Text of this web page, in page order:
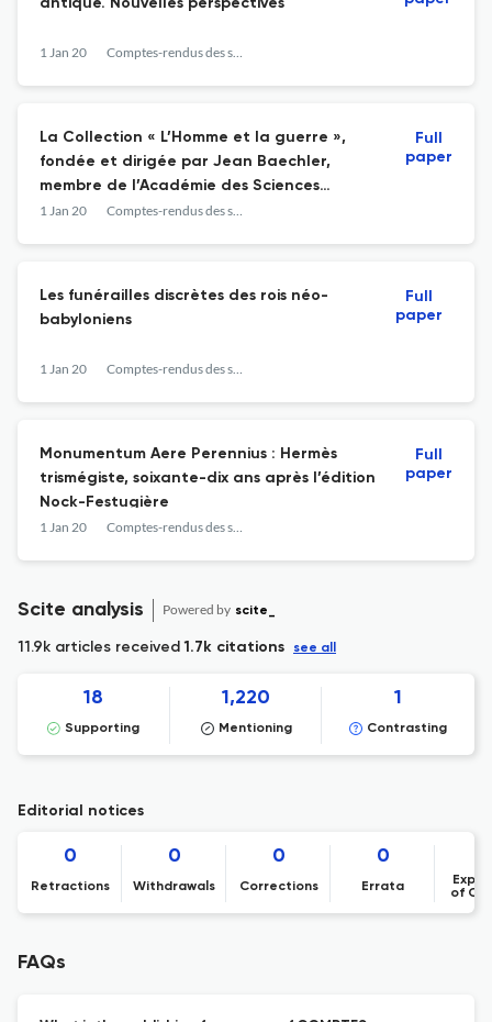
antique. Nouvelles perspectives
1 Jan 20 Comptes-rendus des séances de l année - Académie des inscriptions et belles-lettres
La Collection « L’Homme et la guerre »,
fondée et dirigée par Jean Baechler,
membre de l’Académie des Sciences
morales et politiques, 15 vol., 2014-2019
1 Jan 20 Comptes-rendus des séances de l année - Académie des inscriptions et belles-lettres
Full
paper
Les funérailles discrètes des rois néo-
babyloniens
1 Jan 20 Comptes-rendus des séances de l année - Académie des inscriptions et belles-lettres
Full
paper
Monumentum Aere Perennius : Hermès
trismégiste, soixante-dix ans après l’édition
Nock-Festugière
1 Jan 20 Comptes-rendus des séances de l année - Académie des inscriptions et belles-lettres
Full
paper
Scite analysis Powered by scite_
11.9k articles received1.7k citations see all
18
Supporting
1,220
Mentioning
1
Contrasting
Editorial notices
0
Retractions
0
Withdrawals
0
Corrections
0
Errata
of
FAQs